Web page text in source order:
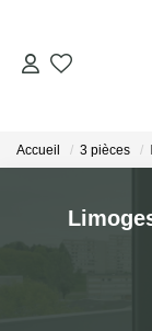
Accueil 3 pièces